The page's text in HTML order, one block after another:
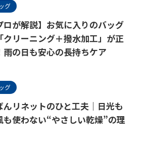
グ
ロが解説】お気に入りのバッグ
クリーニング＋撥水加工」が正
雨の日も安心の長持ちケア
グ
んリネットのひと工夫｜日光も
も使わない“やさしい乾燥”の理